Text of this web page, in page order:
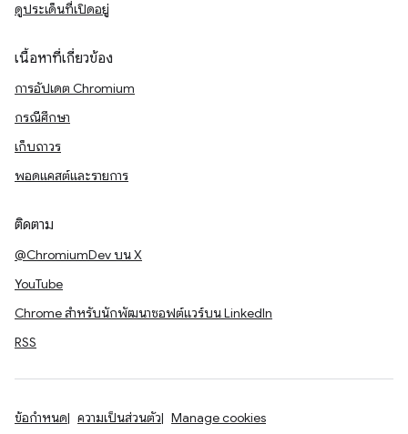
ดูประเด็นที่เปิดอยู่
เนื้อหาที่เกี่ยวข้อง
การอัปเดต Chromium
กรณีศึกษา
เก็บถาวร
พอดแคสต์และรายการ
ติดตาม
@ChromiumDev บน X
YouTube
Chrome สำหรับนักพัฒนาซอฟต์แวร์บน LinkedIn
RSS
ข้อกำหนด ความเป็นส่วนตัว Manage cookies